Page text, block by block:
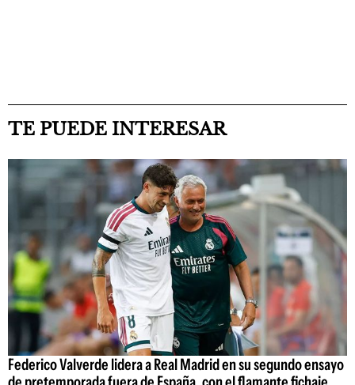
TE PUEDE INTERESAR
Federico Valverde lidera a Real Madrid en su segundo ensayo